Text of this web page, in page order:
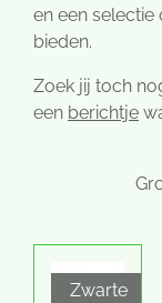
en een
bieden.
Zoek jij toch
een berichtje
Groetjes
Zwarte